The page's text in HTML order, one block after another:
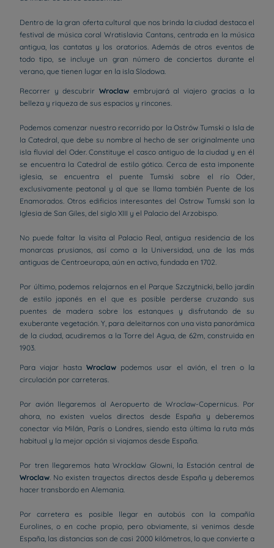
Dentro de la gran oferta cultural que nos brinda la ciudad destaca el
festival de música coral Wratislavia Cantans, centrada en la música
antigua, las cantatas y los oratorios. Además de otros eventos de
todo tipo, se incluye un gran número de conciertos durante el
verano, que tienen lugar en la isla Slodowa.
Recorrer y descubrir Wroclaw embrujará al viajero gracias a la
belleza y riqueza de sus espacios y rincones.
Podemos comenzar nuestro recorrido por la Ostrów Tumski o Isla de
la Catedral, que debe su nombre al hecho de ser originalmente una
isla fluvial del Oder. Constituye el casco antiguo de la ciudad y en él
se encuentra la Catedral de estilo gótico. Cerca de esta imponente
iglesia, se encuentra el puente Tumski sobre el río Oder,
exclusivamente peatonal y al que se llama también Puente de los
Enamorados. Otros edificios interesantes del Ostrow Tumski son la
Iglesia de San Giles, del siglo XIII y el Palacio del Arzobispo.
No puede faltar la visita al Palacio Real, antigua residencia de los
monarcas prusianos, así como a la Universidad, una de las más
antiguas de Centroeuropa, aún en activo, fundada en 1702.
Por último, podemos relajarnos en el Parque Szczytnicki, bello jardín
de estilo japonés en el que es posible perderse cruzando sus
puentes de madera sobre los estanques y disfrutando de su
exuberante vegetación. Y, para deleitarnos con una vista panorámica
de la ciudad, acudiremos a la Torre del Agua, de 62m, construida en
1903.
Para viajar hastaWroclaw podemos usar el avión, el tren o la
circulación por carreteras.
Por avión llegaremos al Aeropuerto de Wroclaw-Copernicus. Por
ahora, no existen vuelos directos desde España y deberemos
conectar vía Milán, París o Londres, siendo esta última la ruta más
habitual y la mejor opción si viajamos desde España.
Por tren llegaremos hata Wrocklaw Glowni, la Estación central de
Wroclaw. No existen trayectos directos desde España y deberemos
hacer transbordo en Alemania.
Por carretera es posible llegar en autobús con la compañía
Eurolines, o en coche propio, pero obviamente, si venimos desde
España, las distancias son de casi 2000 kilómetros, lo que convierte a